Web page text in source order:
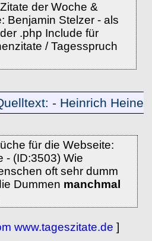
der Woche &
Benjamin Stelzer - als
.php Include für
/ Tagesspruch
- Heinrich Heine
für die Webseite:
- (ID:3503) Wie
oft sehr dumm
Dummen manchmal
www.tageszitate.de ]